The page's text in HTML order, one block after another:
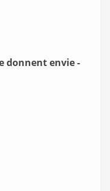
donnent envie -